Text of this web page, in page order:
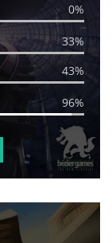
0%
33%
43%
96%